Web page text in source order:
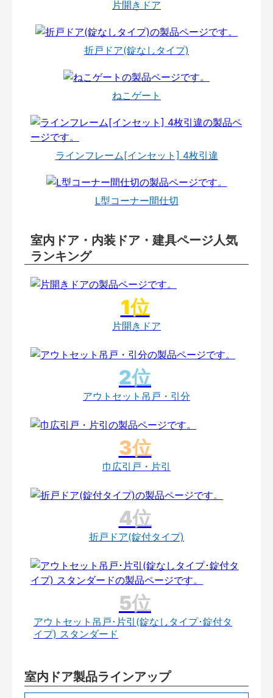
片開きドア
折戸ドア(錠なしタイプ)
ねこゲート
ラインフレーム[インセット] 4枚引違
L型コーナー間仕切
室内ドア・内装ドア・建具ページ人気
ランキング
片開きドア
アウトセット吊戸・引分
巾広引戸・片引
折戸ドア(錠付タイプ)
アウトセット吊戸･片引(錠なしタイプ･錠付タ
イプ) スタンダード
室内ドア製品ラインアップ